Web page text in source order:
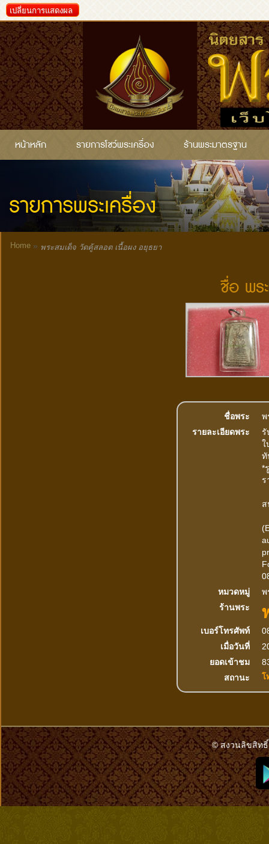
เปลี่ยนการแสดงผล
หน้าหลัก รายการโชว์พระเครื่อง ร้านพระมาตรฐาน
รายการพระเครื่อง
Home » พระสมเด็จ วัดคู้สลอต เนื้อผง อยุธยา
ชื่อ พร
ชื่อพระ
พ
รายละเอียดพระ
รั
ใ
ทั
*
ร
ส
หมวดหมู่
พ
ร้านพระ
เบอร์โทรศัพท์
เมื่อวันที่
ยอดเข้าชม
สถานะ
โ
© สงวนลิขสิทธิ์